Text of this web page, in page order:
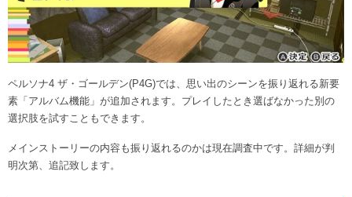
ペルソナ4 ザ・ゴールデン(P4G)では、思い出のシーンを振り返れる新要
素「アルバム機能」が追加されます。プレイしたとき選ばなかった別の
選択肢を試すこともできます。
メインストーリーの内容も振り返れるのかは現在調査中です。詳細が判
明次第、追記致します。